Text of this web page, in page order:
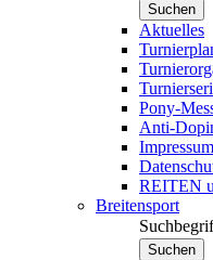
Suchen
Aktuelles
Pony-
Anti-
Impressum
REITEN
Breitensport
Suchen